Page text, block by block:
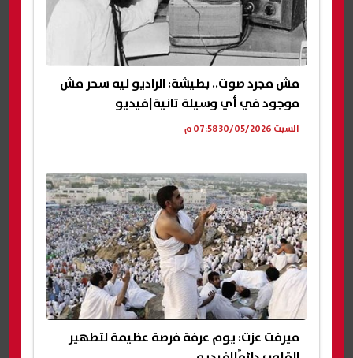
مش مجرد صوت.. بطيشة: الراديو ليه سحر مش
موجود في أي وسيلة تانية|فيديو
السبت 30/05/2026 07:58 م
ميرفت عزت: يوم عرفة فرصة عظيمة لتطهير